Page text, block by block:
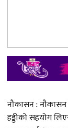
नौकासन :
हड्डीको सहयोग